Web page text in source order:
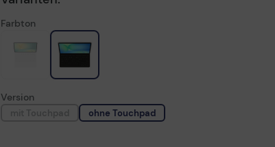
Farbton
Version
ohne Touchpad